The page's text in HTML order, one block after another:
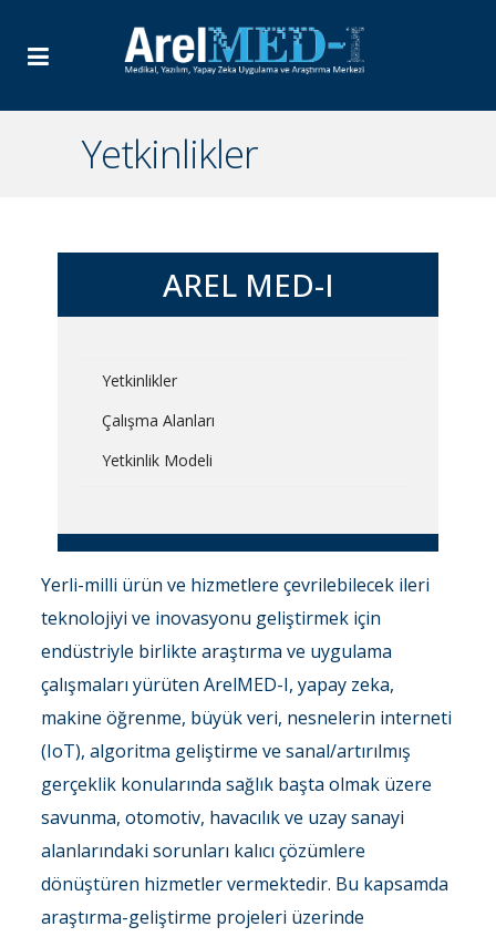
Yetkinlikler
AREL MED-I
Yetkinlikler
Çalışma Alanları
Yetkinlik Modeli
Yerli-milli ürün ve hizmetlere çevrilebilecek ileri
teknolojiyi ve inovasyonu geliştirmek için
endüstriyle birlikte araştırma ve uygulama
çalışmaları yürüten ArelMED-I, yapay zeka,
makine öğrenme, büyük veri, nesnelerin interneti
(IoT), algoritma geliştirme ve sanal/artırılmış
gerçeklik konularında sağlık başta olmak üzere
savunma, otomotiv, havacılık ve uzay sanayi
alanlarındaki sorunları kalıcı çözümlere
dönüştüren hizmetler vermektedir. Bu kapsamda
araştırma-geliştirme projeleri üzerinde